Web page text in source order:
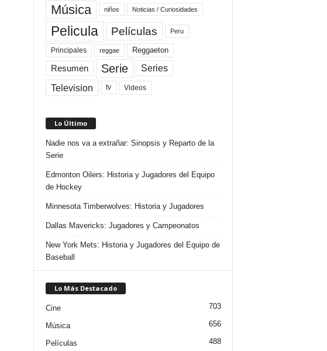
Música niños Noticias / Curiosidades
Pelicula Películas Peru
Principales reggae Reggaeton
Resumen Serie Series
Television tv Videos
Lo Último
Nadie nos va a extrañar: Sinopsis y Reparto de la
Serie
Edmonton Oilers: Historia y Jugadores del Equipo
de Hockey
Minnesota Timberwolves: Historia y Jugadores
Dallas Mavericks: Jugadores y Campeonatos
New York Mets: Historia y Jugadores del Equipo de
Baseball
Lo Más Destacado
Cine 703
Música 656
Películas 488